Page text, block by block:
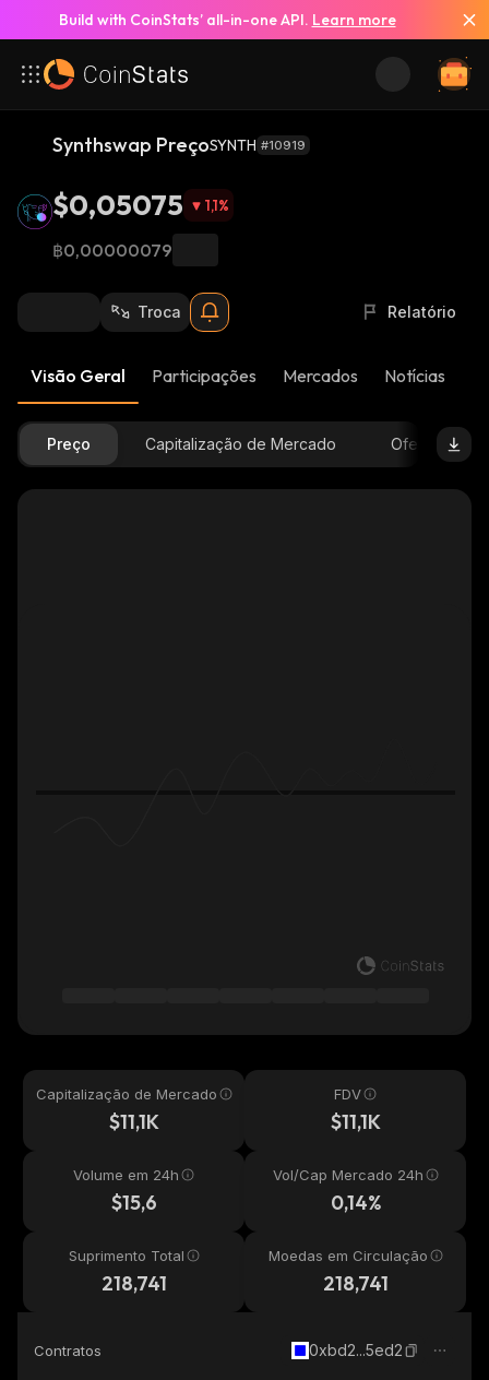
Build with CoinStats’ all-in-one API. Learn more
Synthswap PreçoSYNTH #10919
$0,05075 1,1%
฿0,00000079
Troca Relatório
Visão Geral Participações Mercados Notícias
Preço Capitalização de Mercado Oferta
Capitalização de Mercado
$11,1K
FDV
$11,1K
Volume em 24h
$15,6
Vol/Cap Mercado 24h
0,14%
Suprimento Total
218,741
Moedas em Circulação
218,741
Contratos 0xbd2...5ed2